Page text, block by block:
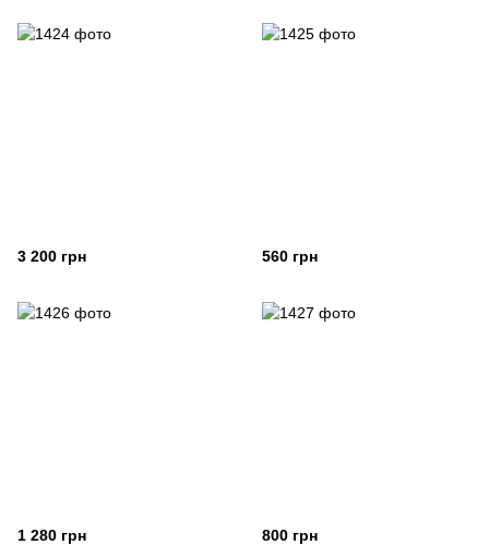
3 200 грн 560 грн
1 280 грн 800 грн